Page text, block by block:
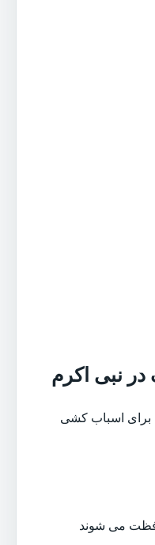
نبی اکرم
برای اسباب کشی
می شوند